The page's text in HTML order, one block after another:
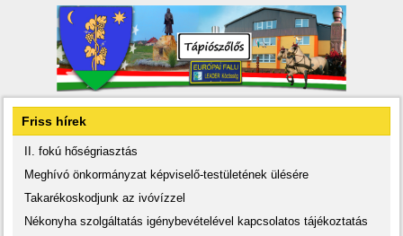
Friss hírek
II. fokú hőségriasztás
Meghívó önkormányzat képviselő-testületének ülésére
Takarékoskodjunk az ivóvízzel
Nékonyha szolgáltatás igénybevételével kapcsolatos tájékoztatás